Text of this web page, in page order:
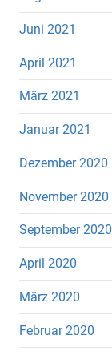
Juni 2021
April 2021
März 2021
Januar 2021
Dezember 2020
November 2020
September 2020
April 2020
März 2020
Februar 2020